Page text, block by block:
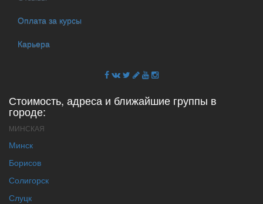
Оплата за курсы
Карьера
Стоимость, адреса и ближайшие группы в
городе:
МИНСКАЯ
Минск
Борисов
Солигорск
Слуцк